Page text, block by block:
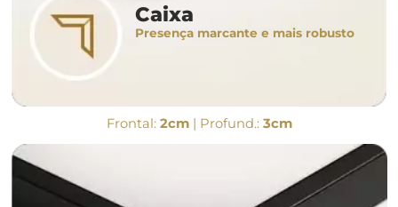
Caixa
Presença marcante e mais robusto
Frontal: 2cm| Profund.: 3cm